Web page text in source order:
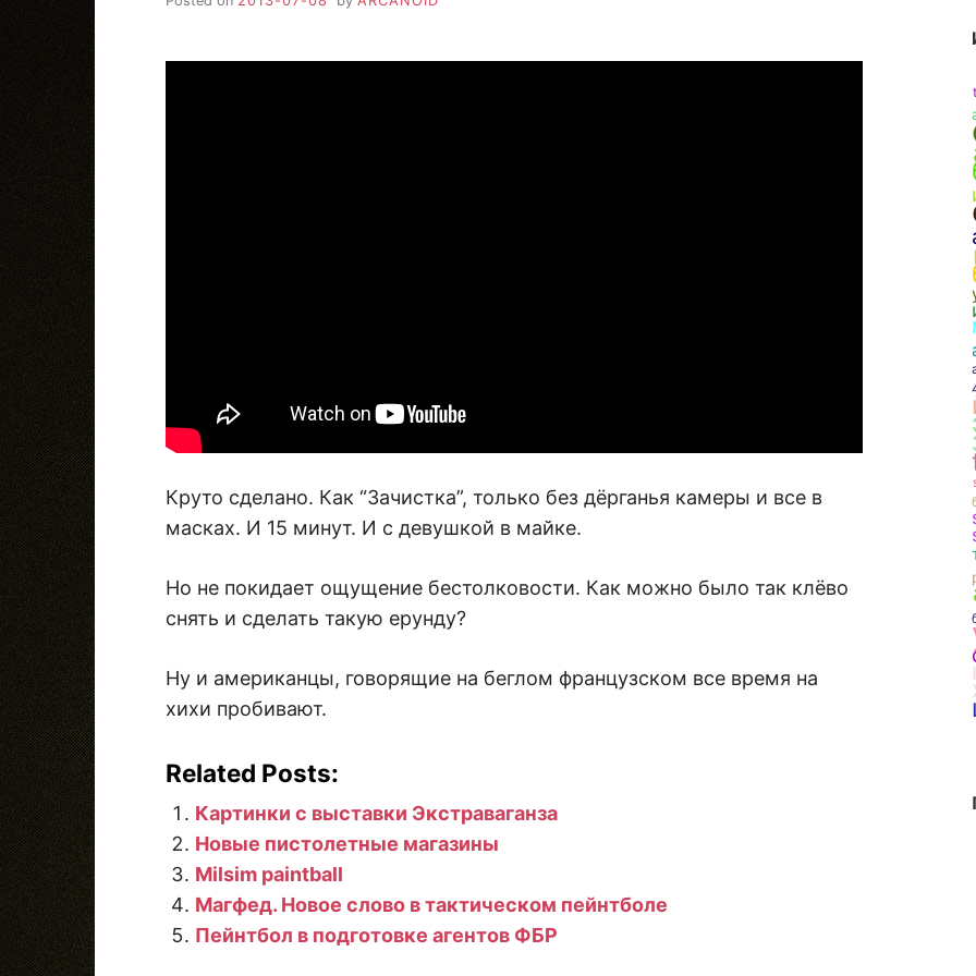
Круто сделано. Как “Зачистка”, только без дёрганья камеры и все в
масках. И 15 минут. И с девушкой в майке.
Но не покидает ощущение бестолковости. Как можно было так клёво
снять и сделать такую ерунду?
Ну и американцы, говорящие на беглом французском все время на
хихи пробивают.
Related Posts:
Картинки с выставки Экстраваганза
Новые пистолетные магазины
Milsim paintball
Магфед. Новое слово в тактическом пейнтболе
Пейнтбол в подготовке агентов ФБР